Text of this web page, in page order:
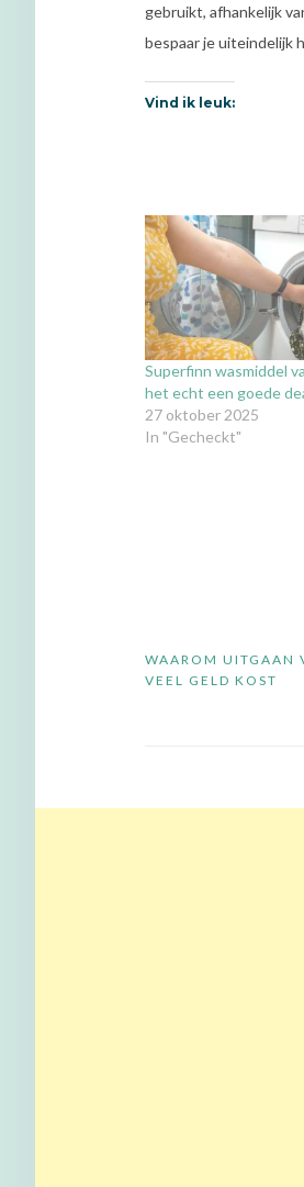
gebruikt, afhankelijk
bespaar je uiteindelijk
Vind ik leuk:
Superfinn wasmiddel
het echt een goede
27 oktober 2025
In "Gecheckt"
navigatie
WAAROM UITGAAN
VEEL GELD KOST